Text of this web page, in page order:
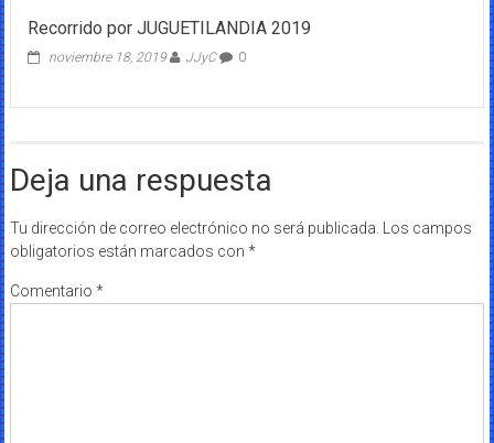
Recorrido por JUGUETILANDIA 2019
noviembre 18, 2019 JJyC 0
Deja una respuesta
Tu dirección de correo electrónico no será publicada. Los campos
obligatorios están marcados con *
Comentario *